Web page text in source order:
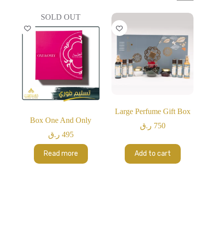
SOLD OUT
Box One And Only
495 ر.ق
Read more
Large Perfume Gift Box
750 ر.ق
Add to cart